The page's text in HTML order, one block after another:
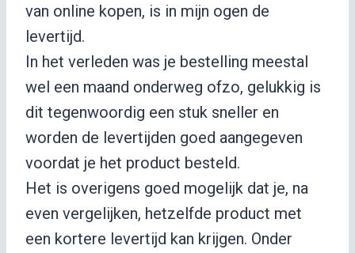
van online kopen, is in mijn ogen de
levertijd.
In het verleden was je bestelling meestal
wel een maand onderweg ofzo, gelukkig is
dit tegenwoordig een stuk sneller en
worden de levertijden goed aangegeven
voordat je het product besteld.
Het is overigens goed mogelijk dat je, na
even vergelijken, hetzelfde product met
een kortere levertijd kan krijgen. Onder